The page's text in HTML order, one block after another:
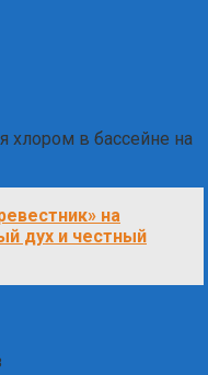
хлором в бассейне на
на
дух и честный